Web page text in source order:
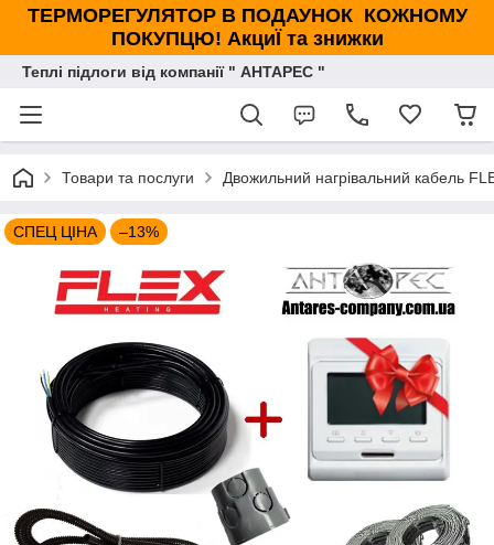
ТЕРМОРЕГУЛЯТОР В ПОДАУНОК КОЖНОМУ
ПОКУПЦЮ! АкциЇ та знижки
Теплі підлоги від компанії " АНТАРЕС "
Товари та послуги Двожильний нагрівальний кабель
СПЕЦ ЦІНА –13%